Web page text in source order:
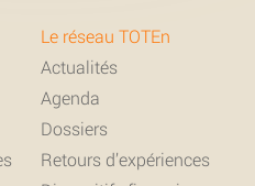
Le réseau TOTEn
Actualités
Agenda
Dossiers
Retours d’expériences